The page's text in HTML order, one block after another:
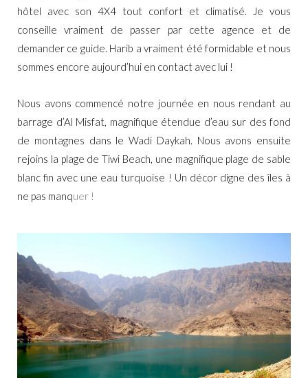
hôtel avec son 4X4 tout confort et climatisé. Je vous
conseille vraiment de passer par cette agence et de
demander ce guide. Harib a vraiment été formidable et nous
sommes encore aujourd’hui en contact avec lui !
Nous avons commencé notre journée en nous rendant au
barrage d’Al Misfat, magnifique étendue d’eau sur des fond
de montagnes dans le Wadi Daykah. Nous avons ensuite
rejoins la plage de Tiwi Beach, une magnifique plage de sable
blanc fin avec une eau turquoise ! Un décor digne des îles à
ne pas manquer !